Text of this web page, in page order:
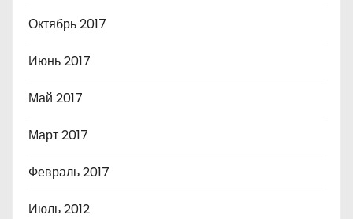
Октябрь 2017
Июнь 2017
Май 2017
Март 2017
Февраль 2017
Июль 2012